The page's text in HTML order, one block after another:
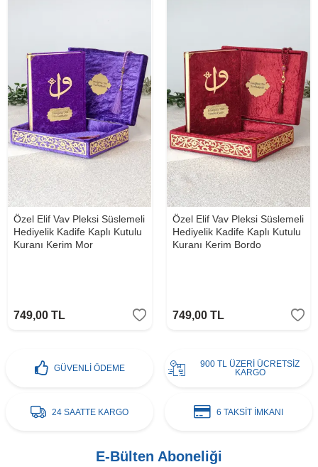
Özel Elif Vav Pleksi Süslemeli
Hediyelik Kadife Kaplı Kutulu
Kuranı Kerim Mor
749,00 TL
Özel Elif Vav Pleksi Süslemeli
Hediyelik Kadife Kaplı Kutulu
Kuranı Kerim Bordo
749,00TL
GÜVENLİ ÖDEME
900 TL ÜZERİ ÜCRETSİZ
KARGO
24 SAATTE KARGO 6 TAKSİT İMKANI
E-Bülten Aboneliği